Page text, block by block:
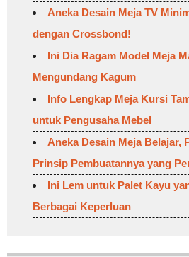
Aneka Desain Meja TV
dengan Crossbond!
Ini Dia Ragam Model Meja
Mengundang Kagum
Info Lengkap Meja Kursi
untuk Pengusaha Mebel
Aneka Desain Meja Belajar,
Prinsip Pembuatannya yang
Ini Lem untuk Palet Kayu
Berbagai Keperluan